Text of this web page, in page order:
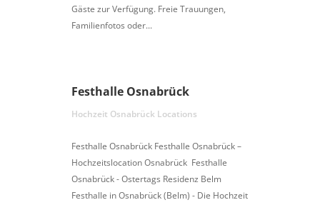
Gäste zur Verfügung. Freie Trauungen,
Familienfotos oder...
Festhalle Osnabrück
Hochzeit Osnabrück Locations
Festhalle Osnabrück Festhalle Osnabrück –
Hochzeitslocation Osnabrück Festhalle
Osnabrück - Ostertags Residenz Belm
Festhalle in Osnabrück (Belm) - Die Hochzeit